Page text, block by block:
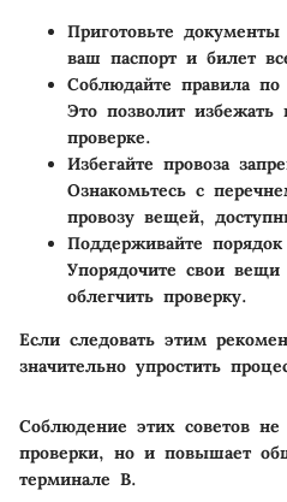
Приготовьте документы
ваш паспорт и билет
Соблюдайте правила
Это позволит избежать
проверке.
Избегайте провоза
Ознакомьтесь с
провозу вещей,
Поддерживайте
Упорядочите свои
облегчить проверку.
Если следовать этим
значительно упростить
Соблюдение этих советов не
проверки, но и повышает
терминале B.